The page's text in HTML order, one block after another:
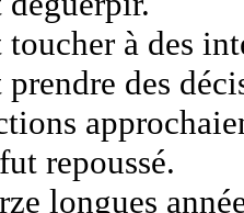
à des
des
repoussé.
longues